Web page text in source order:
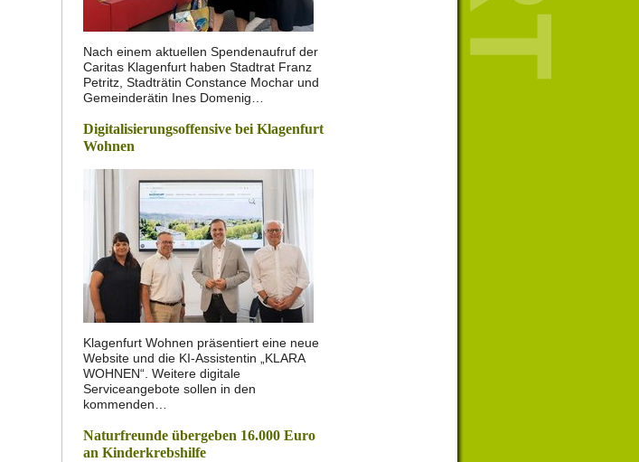
Nach einem aktuellen Spendenaufruf der
Caritas Klagenfurt haben Stadtrat Franz
Petritz, Stadträtin Constance Mochar und
Gemeinderätin Ines Domenig…
Digitalisierungsoffensive bei Klagenfurt
Wohnen
Klagenfurt Wohnen präsentiert eine neue
Website und die KI-Assistentin „KLARA
WOHNEN“. Weitere digitale
Serviceangebote sollen in den
kommenden…
Naturfreunde übergeben 16.000 Euro
an Kinderkrebshilfe